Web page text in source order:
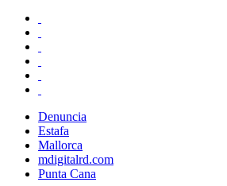
Denuncia
Estafa
Mallorca
mdigitalrd.com
Punta Cana